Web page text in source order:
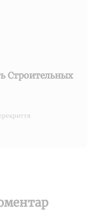
Строительных